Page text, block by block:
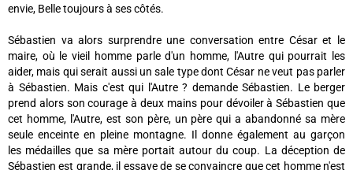
envie, Belle toujours à ses côtés.
Sébastien va alors surprendre une conversation entre César et le
maire, où le vieil homme parle d'un homme, l'Autre qui pourrait les
aider, mais qui serait aussi un sale type dont César ne veut pas parler
à Sébastien. Mais c'est qui l'Autre ? demande Sébastien. Le berger
prend alors son courage à deux mains pour dévoiler à Sébastien que
cet homme, l'Autre, est son père, un père qui a abandonné sa mère
seule enceinte en pleine montagne. Il donne également au garçon
les médailles que sa mère portait autour du coup. La déception de
Sébastien est grande, il essaye de se convaincre que cet homme n'est